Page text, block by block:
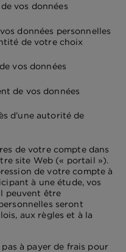
vos données
données personnelles
de votre choix
vos données
de vos données
d’une autorité de
de votre compte dans
site Web (« portail »).
de votre compte à
à une étude, vos
peuvent être
seront
aux règles et à la
pas à payer de frais pour